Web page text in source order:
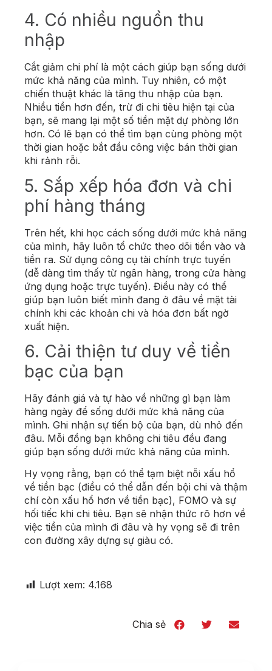
4. Có nhiều nguồn thu
nhập
Cắt giảm chi phí là một cách giúp bạn sống dưới
mức khả năng của mình. Tuy nhiên, có một
chiến thuật khác là tăng thu nhập của bạn.
Nhiều tiền hơn đến, trừ đi chi tiêu hiện tại của
bạn, sẽ mang lại một số tiền mặt dự phòng lớn
hơn. Có lẽ bạn có thể tìm bạn cùng phòng một
thời gian hoặc bắt đầu công việc bán thời gian
khi rảnh rỗi.
5. Sắp xếp hóa đơn và chi
phí hàng tháng
Trên hết, khi học cách sống dưới mức khả năng
của mình, hãy luôn tổ chức theo dõi tiền vào và
tiền ra. Sử dụng công cụ tài chính trực tuyến
(dễ dàng tìm thấy từ ngân hàng, trong cửa hàng
ứng dụng hoặc trực tuyến). Điều này có thể
giúp bạn luôn biết mình đang ở đâu về mặt tài
chính khi các khoản chi và hóa đơn bất ngờ
xuất hiện.
6. Cải thiện tư duy về tiền
bạc của bạn
Hãy đánh giá và tự hào về những gì bạn làm
hàng ngày để sống dưới mức khả năng của
mình. Ghi nhận sự tiến bộ của bạn, dù nhỏ đến
đâu. Mỗi đồng bạn không chi tiêu đều đang
giúp bạn sống dưới mức khả năng của mình.
Hy vọng rằng, bạn có thể tạm biệt nỗi xấu hổ
về tiền bạc (điều có thể dẫn đến bội chi và thậm
chí còn xấu hổ hơn về tiền bạc), FOMO và sự
hối tiếc khi chi tiêu. Bạn sẽ nhận thức rõ hơn về
việc tiền của mình đi đâu và hy vọng sẽ đi trên
con đường xây dựng sự giàu có.
Lượt xem: 4.168
Chia sẻ